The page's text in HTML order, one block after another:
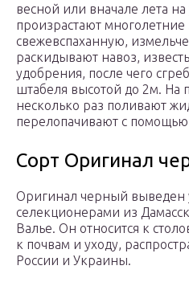
весной или вначале лета на
произрастают
свежевспаханную,
раскидывают навоз,
удобрения, после чего
штабеля высотой до 2м. На
несколько раз поливают
перелопачивают с
Сорт Оригинал
Оригинал черный выведен
селекционерами из
Валье. Он относится к
к почвам и уходу,
России и Украины.